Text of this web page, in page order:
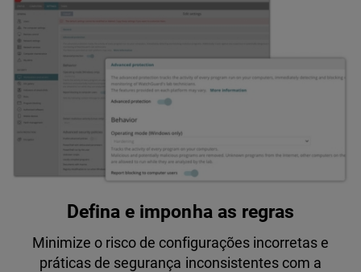
Defina e imponha as regras
Minimize o risco de configurações incorretas e
práticas de segurança inconsistentes com a